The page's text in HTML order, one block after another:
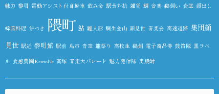
魅力 黎明 電動アシスト付自転車 飲み会 駅長対抗 雑貨 鯛 音楽 鵜飼い 食堂 顔出し
韓国料理 餅つき 隈町 鮎 雛人形 鯛生金山 顔見世 音楽会 高速道路 集団顔
見世 駅近 黎明館 駅前 鳥市 青空 雛祭り 高校生 鵜飼 電子商品券 鼓笛隊 黒ラベ
ル 食感農園KazetoNe 高塚 音楽大パレード 魅力発信隊 麦焼酎